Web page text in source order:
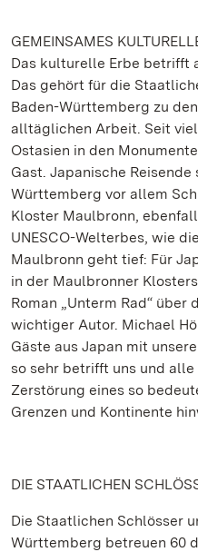
GEMEINSAMES
Das kulturelle Erbe betrifft
Das gehört für die
Baden-Württemberg zu
alltäglichen Arbeit. Seit
Ostasien in den
Gast. Japanische
Württemberg vor allem
Kloster Maulbronn,
UNESCO-Welterbes, wie
Maulbronn geht tief: Für
in der Maulbronner
Roman „Unterm Rad“ über
wichtiger Autor. Michael
Gäste aus Japan mit
so sehr betrifft uns und
Zerstörung eines so
Grenzen und Kontinente
DIE STAATLICHEN
Die Staatlichen Schlösser
Württemberg betreuen 60